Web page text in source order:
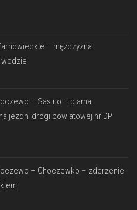
– mężczyzna
wodzie
– Sasino – plama
jezdni drogi powiatowej nr DP
– Choczewko – zderzenie